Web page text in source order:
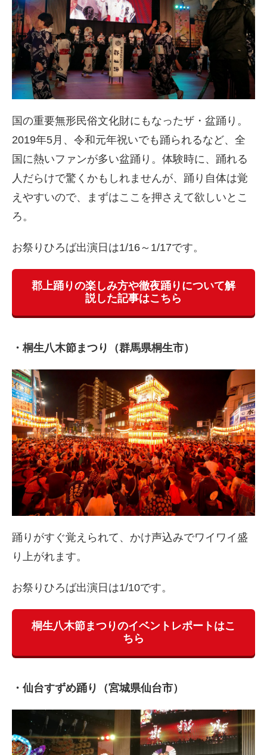
国の重要無形民俗文化財にもなったザ・盆踊り。
2019年5月、令和元年祝いでも踊られるなど、全
国に熱いファンが多い盆踊り。体験時に、踊れる
人だらけで驚くかもしれませんが、踊り自体は覚
えやすいので、まずはここを押さえて欲しいとこ
ろ。
お祭りひろば出演日は1/16～1/17です。
郡上踊りの楽しみ方や徹夜踊りについて解
説した記事はこちら
・桐生八木節まつり（群馬県桐生市）
踊りがすぐ覚えられて、かけ声込みでワイワイ盛
り上がれます。
お祭りひろば出演日は1/10です。
桐生八木節まつりのイベントレポートはこ
ちら
・仙台すずめ踊り（宮城県仙台市）